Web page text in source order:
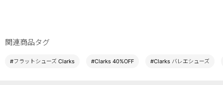
関連商品タグ
#フラットシューズ Clarks #Clarks 40%OFF #Clarks バレエシューズ